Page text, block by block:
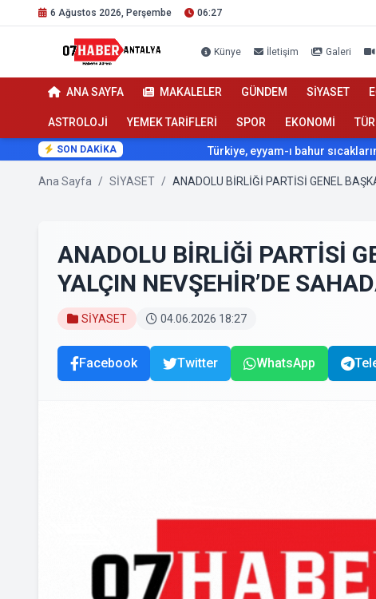
6 Ağustos 2026, Perşembe 06:27
Künye İletişim Galeri
ANA SAYFA MAKALELER GÜNDEM SİYASET
ASTROLOJİ YEMEK TARİFLERİ SPOR EKONOMİ
SON DAKİKA Türkiye, eyyam-ı bahur sıcaklarının
Ana Sayfa / SİYASET / ANADOLU BİRLİĞİ PARTİSİ GENEL
ANADOLU BİRLİĞİ PARTİSİ
YALÇIN NEVŞEHİR’DE
SİYASET 04.06.2026 18:27
Facebook Twitter WhatsApp